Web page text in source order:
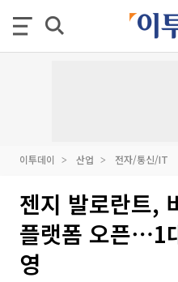
이투데이 산업 전자/통신/IT
젠지 발로란트,
플랫폼 오픈⋯1
영